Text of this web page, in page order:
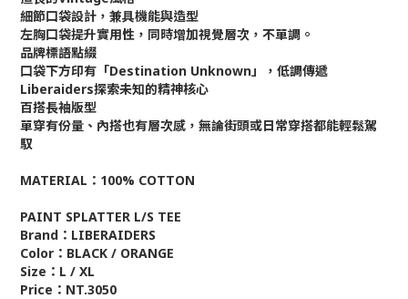
細節口袋設計，兼具機能與造型
左胸口袋提升實用性，同時增加視覺層次，不單調。
品牌標語點綴
口袋下方印有「Destination Unknown」，低調傳遞
Liberaiders探索未知的精神核心
百搭長袖版型
單穿有份量、內搭也有層次感，無論街頭或日常穿搭都能輕鬆駕
馭
MATERIAL：100% COTTON
PAINT SPLATTER L/S TEE
Brand：LIBERAIDERS
Color：BLACK / ORANGE
Size：L / XL
Price：NT.3050